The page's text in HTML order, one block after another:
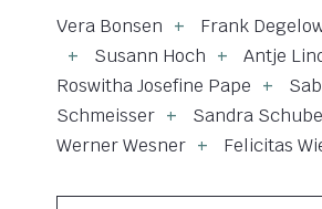
Vera Bonsen Frank
Susann Hoch
Antje
Roswitha Josefine Pape
Schmeisser
Sandra
Werner Wesner
Felicitas